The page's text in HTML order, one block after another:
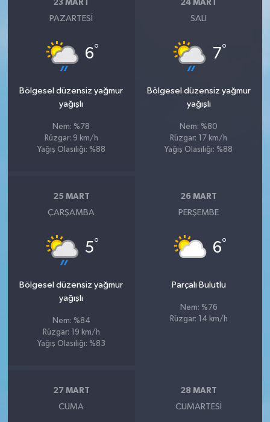
23 MART
PAZARTESI
6°
Bölgesel düzensiz yağmur
yağışlı
Nem: %78
Rüzgar: 9 km/h
Yağış Olasılığı: %88
24 MART
SALI
7°
Bölgesel düzensiz yağmur
yağışlı
Nem: %80
Rüzgar: 17 km/h
Yağış Olasılığı: %88
25 MART
ÇARŞAMBA
5°
Bölgesel düzensiz yağmur
yağışlı
Nem: %84
Rüzgar: 19 km/h
Yağış Olasılığı: %83
26 MART
PERŞEMBE
6°
Parçalı Bulutlu
Nem: %76
Rüzgar: 14 km/h
27 MART
CUMA
28 MART
CUMARTESI